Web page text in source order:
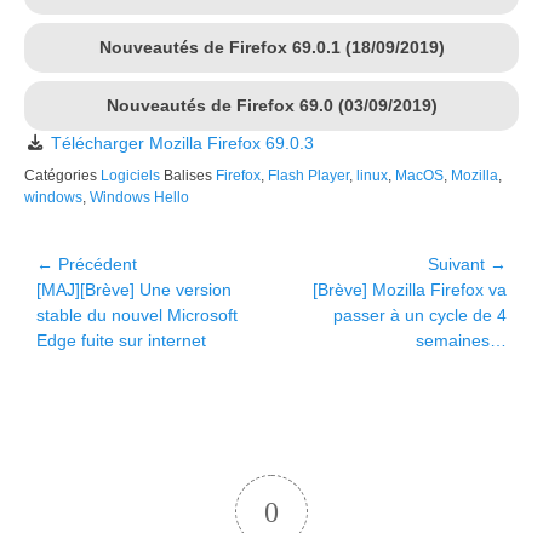
Nouveautés de Firefox 69.0.1 (18/09/2019)
Nouveautés de Firefox 69.0 (03/09/2019)
Télécharger Mozilla Firefox 69.0.3
Catégories Logiciels Balises Firefox, Flash Player, linux, MacOS, Mozilla,
windows, Windows Hello
Navigation
de
l’article
← Précédent
Article
précédent :
[MAJ][Brève] Une version
stable du nouvel Microsoft
Edge fuite sur internet
Suivant →
Article[Brève] Mozilla Firefox va
passer à un cycle de 4
semaines…
0